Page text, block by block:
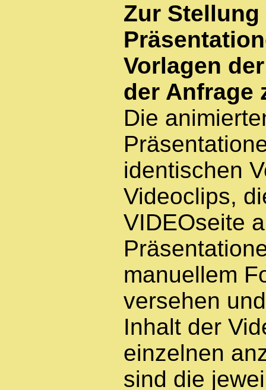
Zur
Vorlagen
der Anfrage
Die
identischen
Videoclips,
VIDEOseite
manuellem
versehen
Inhalt der
einzelnen
sind die